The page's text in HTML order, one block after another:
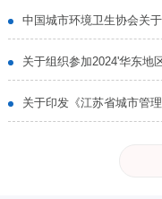
中国城市环境卫生协会关
关于组织参加2024'华东地
关于印发《江苏省城市管